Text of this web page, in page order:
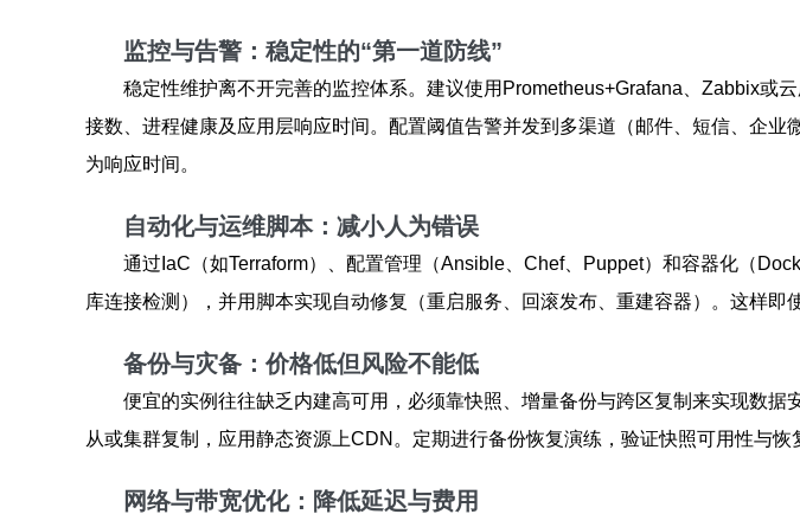
监控与告警：稳定性的“第一道防线”
稳定性维护离不开完善的监控体系。建议使用Prometheus+Grafana、Zabbix或
接数、进程健康及应用层响应时间。配置阈值告警并发到多渠道（邮件、短信、企
为响应时间。
自动化与运维脚本：减小人为错误
通过IaC（如Terraform）、配置管理（Ansible、Chef、Puppet）和容器化（
库连接检测），并用脚本实现自动修复（重启服务、回滚发布、重建容器）。这样即
备份与灾备：价格低但风险不能低
便宜的实例往往缺乏内建高可用，必须靠快照、增量备份与跨区复制来实现数
从或集群复制，应用静态资源上CDN。定期进行备份恢复演练，验证快照可用性与恢
网络与带宽优化：降低延迟与费用